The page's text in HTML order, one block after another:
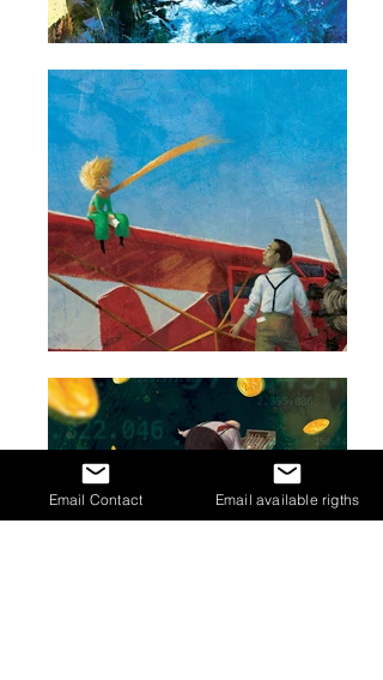
Email Contact Email available rigths